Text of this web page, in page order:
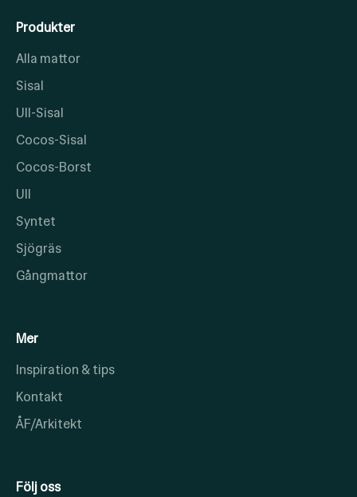
Produkter
Alla mattor
Sisal
Ull-Sisal
Cocos-Sisal
Cocos-Borst
Ull
Syntet
Sjögräs
Gångmattor
Mer
Inspiration & tips
Kontakt
ÅF/Arkitekt
Följ oss